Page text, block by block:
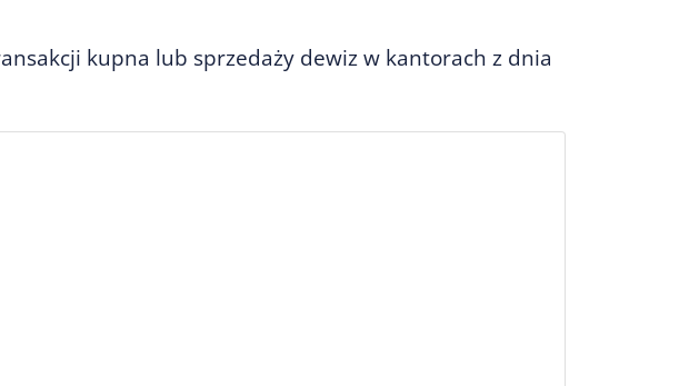
kupna lub sprzedaży dewiz w kantorach z dnia